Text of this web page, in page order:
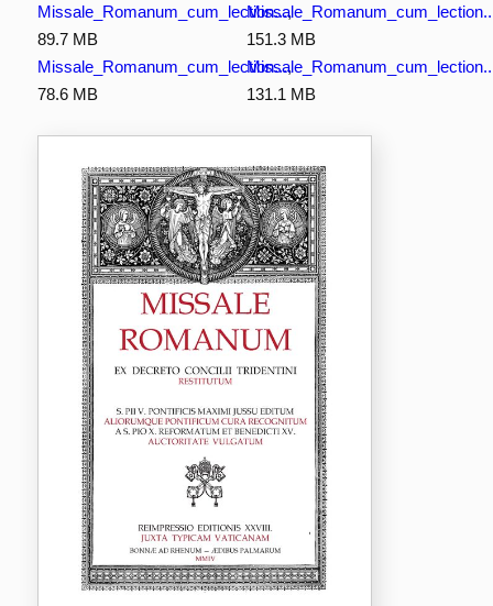
Missale_Romanum_cum_lection...,
89.7 MB
151.3 MB
Missale_Romanum_cum_lection...,
78.6 MB
131.1 MB